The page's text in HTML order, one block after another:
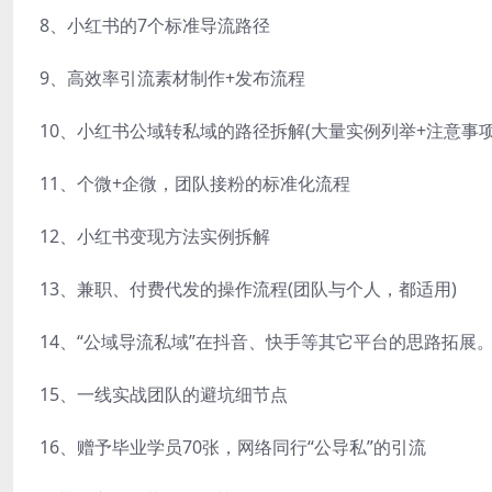
8、小红书的7个标准导流路径
9、高效率引流素材制作+发布流程
10、小红书公域转私域的路径拆解(大量实例列举+注意事
11、个微+企微，团队接粉的标准化流程
12、小红书变现方法实例拆解
13、兼职、付费代发的操作流程(团队与个人，都适用)
14、“公域导流私域”在抖音、快手等其它平台的思路拓展
15、一线实战团队的避坑细节点
16、赠予毕业学员70张，网络同行“公导私”的引流